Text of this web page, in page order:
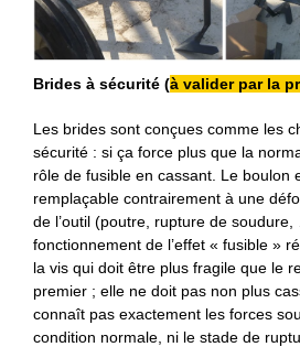
Brides à sécurité (à valider par la
Les brides sont conçues comme les
sécurité : si ça force plus que la
rôle de fusible en cassant. Le boulon
remplaçable contrairement à une
de l’outil (poutre, rupture de
fonctionnement de l’effet « fusible »
la vis qui doit être plus fragile que le
premier ; elle ne doit pas non plus
connaît pas exactement les forces
condition normale, ni le stade de